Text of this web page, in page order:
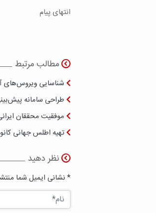
انتهای پیام
مطالب مرتبط
شناسایی ویروس‌های
طراحی سامانه
موفقیت محققان
تهیه اطلس جهانی
نظر دهید
* نشانی ایمیل شما